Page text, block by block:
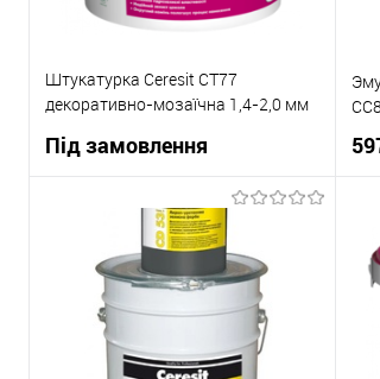
Штукатурка Ceresit CT77
декоративно-мозаїчна 1,4-2,0 мм
Під замовлення
В корзину
Купити в 1 клік
До
порівняння
В вибране
Під
замовлення